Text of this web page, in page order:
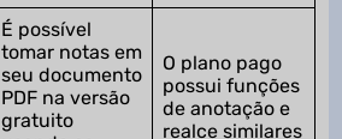
É possível
tomar notas em
seu documento
PDF na versão
gratuito
O plano pago
possui funções
de anotação e
realce similares